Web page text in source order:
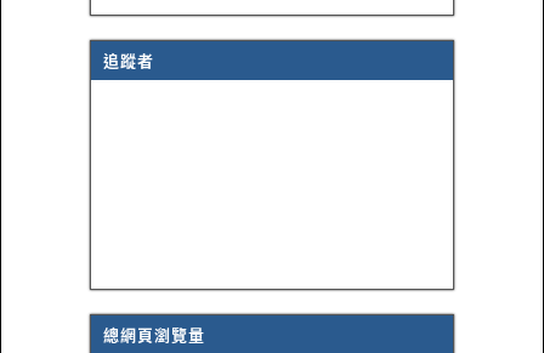
追蹤者
總網頁瀏覽量